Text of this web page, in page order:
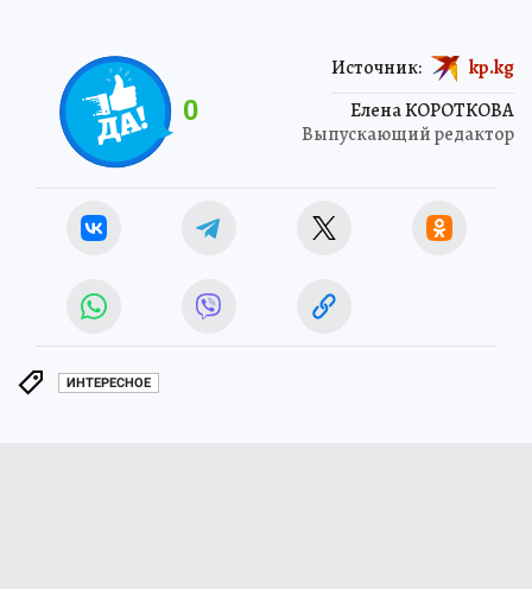
0
Елена КОРОТКОВА
Выпускающий редактор
Источник: kp.kg
ИНТЕРЕСНОЕ